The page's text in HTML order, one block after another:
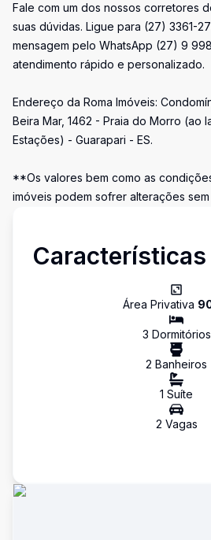
Fale com um dos nossos corretores
suas dúvidas. Ligue para (27) 3361-
mensagem pelo WhatsApp (27) 9
atendimento rápido e personalizado.
Endereço da Roma Imóveis:
Beira Mar, 1462 - Praia do Morro (ao
Estações) - Guarapari - ES.
**Os valores bem como as
imóveis podem sofrer alterações
Características
Área Privativa
3 Dormitórios
2 Banheiros
1 Suíte
2 Vagas